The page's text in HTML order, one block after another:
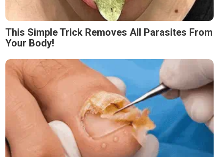
This Simple Trick Removes All Parasites From
Your Body!